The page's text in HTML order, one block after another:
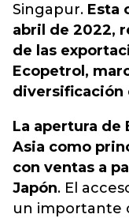
Singapur. Esta
abril de 2022,
de las
Ecopetrol,
diversificación
La apertura de
Asia como
con ventas a
Japón. El
un importante